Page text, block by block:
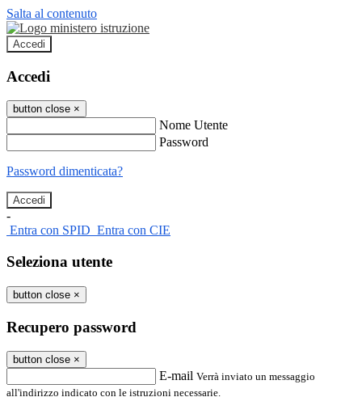
Salta al contenuto
Accedi
Accedi
button close ×
Nome Utente
Password
Password dimenticata?
-
Entra con SPID Entra con CIE
Seleziona utente
button close ×
Recupero password
button close ×
E-mail Verrà inviato un messaggio
all'indirizzo indicato con le istruzioni necessarie.